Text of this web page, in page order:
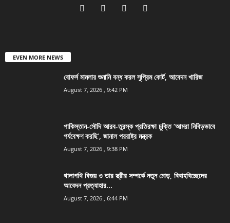
EVEN MORE NEWS
বোফর্স মামলার শুনানি বন্ধ করল সুপ্রিম কোর্ট, আবেদন খারিজ
August 7, 2026 , 9:42 PM
পাকিস্তান-সৌদি আরব-তুরস্ক প্রতিরক্ষা চুক্তি ‘আমরা নিবিড়ভাবে
পর্যবেক্ষণ করছি’, জানাল পররাষ্ট্র মন্ত্রক
August 7, 2026 , 9:38 PM
থালাপথি বিজয় ও তার স্ত্রীর সম্পর্কে নতুন মোড়, বিবাহবিচ্ছেদের
আবেদন প্রত্যাহার...
August 7, 2026 , 6:44 PM